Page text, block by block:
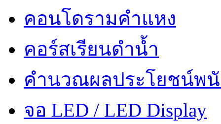
คอนโดรามคำแหง
คอร์สเรียนดำน้ำ
คำนวณผลประโยชน์พ
จอ LED / LED Display